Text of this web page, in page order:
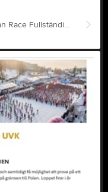
Inbjudan: Inbjudan | Uppsala Scandinavian Race Fullständigt PM med bankarta: PM | UVK Scandinavian Race ARRANGÖR: Uppsala Vasaloppsklubb TÄVLINGSPLATS: Start och målområde vid Bälinge IP, 743 82 Bälinge TÄVLINGSPROGRAM: Klassisk teknik H/D 17 – 40 km H/D 21 – 40 km H/D 35 – 40 km H/D 45 – 40 km H/D 55 – 40 km H/D 60 – 40 km Motion – 40 km Gemensam starttid 2026-06-27 kl. 18.00 TÄVLINGSBANA: Tävlingen genomförs på fina landsvägar med gles trafik, totalt 40 km och 1 varv. Efter start vid Bälinge IP sträcker sig banan ned till Ulva Kvarn och sedan tillbaka till Bälinge. Därefter går banan ut på ett motsols varv på 32 km via Åkerlänna och åter till Bälinge för målgång. START: Start sker vid Bälinge IP var god följ funktionärernas anvisningar. Endast tävlande och en ledare per klubb tillåts komma in till startområdet. TÄVLINGSSEKRETARIAT: Sekretariatet är beläget i startområdet vid Bälinge IP med följande öppettider: Lördag kl. 16:00 – 21:00 NUMMERLAPPAR & CHIP: Hämtas i sekretariatet och kvitteras med namn. Anmälan är giltig först när betalning mottagits. Tidtagning sker med chip (transponder) som tilldelas varje deltagare i samband med nummerlappsutdelningen och det skall fästas runt höger fotled. Ditt chip måste återlämnas till arrangören direkt efter mållinjen, vid målgång eller om du bryter. Ej återlämnat chip kommer att faktureras 1000 SEK till deltagarens förening. STRYKNINGAR: Lämnas skriftligt till tävlingssekretariatet. START- OCH RESULTATLISTOR: Start- och resultatlistor kommer att publiceras på sportstiming.se. ÖVERDRAGSKLÄDER: Överdragskläder lämnas i startområdet på uppmärkt plats. VÄTSKESTATIONER: Vatten kommer att finnas efter 20 km och vid mål. PRISUTDELNING: Priser delas ut enligt följande: Klass Antal priser H/D 21 Topp 3 H/D 17 Topp3 Samtliga deltagare är med i dragning av utlottningspriser. Pristagare måste närvara personligen vid prisutdelning annars tillfaller pris arrangören. Prisbordet sponsras av TeamSportia Uppsala. SJUKVÅRD: På tävlingsplatsen ges endast sjukvård kopplat till tävlingarna och de tävlande. Vid mindre skador tas kontakt med sjukvårdsupplysningen 1177. Ambulans tillkallas via 112. OMKLÄDNING/DUSCH: Omklädningsrum och duschmöjilgheter finns vid Bälinge IP. PARKERING: Parkering finns vid Sebbans Pizzeria & Grillkiosk samt vid Bälingebadet. TÄVLINGSREGLER: Svenska Skidförbundets tävlingsregler gäller. Tidtagning sker med chip (transponder) som tilldelas varje deltagare i samband med nummerlappsutdelningen och det skall fästas runt höger fotled. Ditt chip måste återlämnas till arrangören direkt efter mållinjen, vid målgång eller om du bryter. Ej återlämnat chip kommer att faktureras 1000 SEK till deltagarens förening. Tävlande, funktionärer och åskådare medverkar i och besöker tävlingarna på egen risk. Vi fråntar oss all ersättningsskyldighet för skada som kan uppkomma under eller i samband med tävlingarna. KONTAKTPERSONER: Tävlingsledare Anders Edberg telefon: +4673-8357986 Åsa Söderlund, telefon: +4673-4156684 Frågor hänvisas till: info@uppsalavasaloppsklubb.se Uppsala vasaloppsklubb hälsar alla aktiva, ledare, publik och media varmt välkomna till Bälinge och UVK Scandinavian Race.